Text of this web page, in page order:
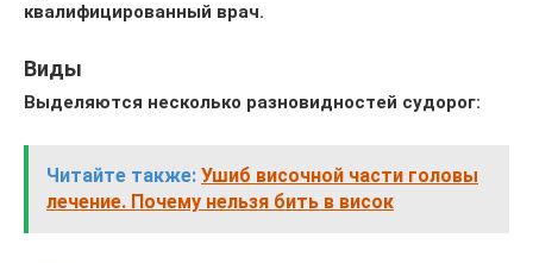
квалифицированный врач.
Виды
Выделяются несколько разновидностей судорог:
Читайте также: Ушиб височной части головы
лечение. Почему нельзя бить в висок